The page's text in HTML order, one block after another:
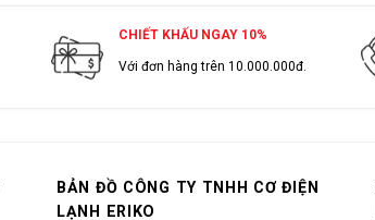
CHIẾT KHẤU NGAY 10%
Với đơn hàng trên 10.000.000đ.
BẢN ĐỒ CÔNG TY TNHH CƠ ĐIỆN
LẠNH ERIKO